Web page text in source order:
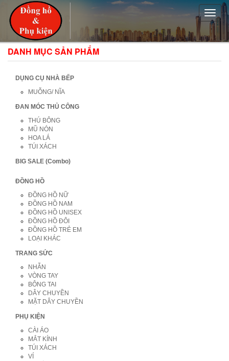
Toggle
DANH MỤC SẢN PHẨM
DỤNG CỤ NHÀ BẾP
MUỖNG/ NĨA
ĐAN MÓC THỦ CÔNG
THÚ BÔNG
MŨ NÓN
HOA LÁ
TÚI XÁCH
BIG SALE (Combo)
ĐỒNG HỒ
ĐỒNG HỒ NỮ
ĐỒNG HỒ NAM
ĐỒNG HỒ UNISEX
ĐỒNG HỒ ĐÔI
ĐỒNG HỒ TRẺ EM
LOẠI KHÁC
TRANG SỨC
NHẪN
VÒNG TAY
BÔNG TAI
DÂY CHUYỀN
MẶT DÂY CHUYỀN
PHỤ KIỆN
CÀI ÁO
MẮT KÍNH
TÚI XÁCH
VÍ